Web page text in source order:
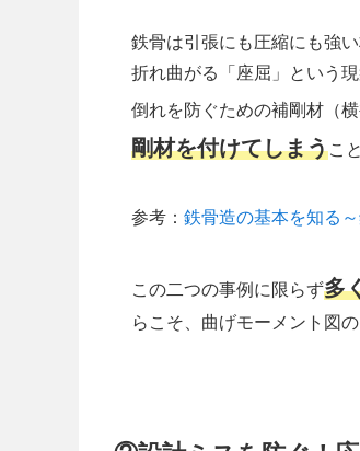
鉄骨は引張にも圧縮にも強
折れ曲がる「座屈」という
倒れを防ぐための補剛材（
剛材を付けてしまうこ
参考： 鉄骨造の基本を知る
この二つの事例に限らず多
らこそ、曲げモーメント図